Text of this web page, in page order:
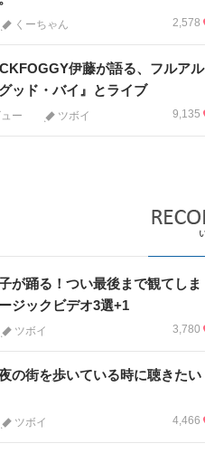
くーちゃん 2,578
伊藤が語る、フルアル
ッド・バイ』とライブ
ュー ツボイ 9,135
が踊る！つい最後まで観てしま
ジックビデオ3選+1
ツボイ 3,780
の街を歩いている時に聴きたい
ツボイ 4,466